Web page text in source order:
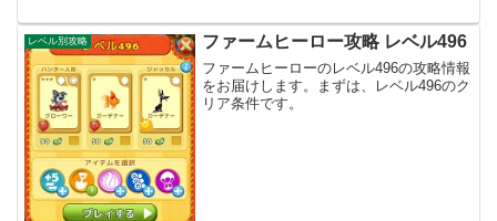
レベル別攻略 ファームヒーロー攻略 レベル496
ファームヒーローのレベル496の攻略情報
をお届けします。まずは、レベル496のク
リア条件です。